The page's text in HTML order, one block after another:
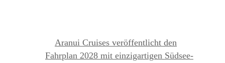
Aranui Cruises veröffentlicht den
Fahrplan 2028 mit einzigartigen Südsee-